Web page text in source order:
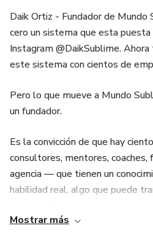
Daik Ortiz - Fundador de Mundo
cero un sistema que esta
Instagram @DaikSublime.
este sistema con cientos de
Pero lo que mueve a Mundo
un fundador.
Es la convicción de que hay
consultores, mentores, coaches,
agencia — que tienen un
habilidad real, algo que puede
Mostrar más